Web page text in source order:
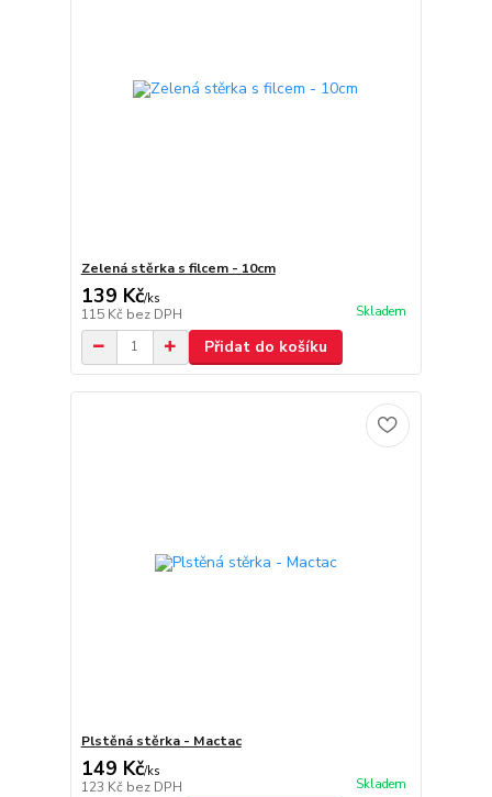
Zelená stěrka s filcem - 10cm
139 Kč/ks
115 Kč bez DPH Skladem
Přidat do košíku
Plstěná stěrka - Mactac
149 Kč/ks
123 Kč bez DPH Skladem